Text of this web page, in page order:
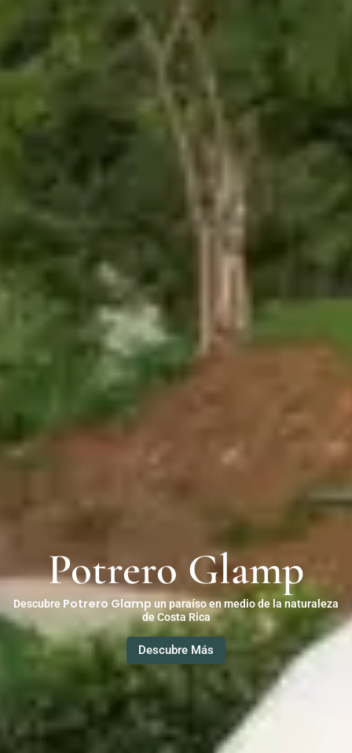
Potrero Glamp
Descubre Potrero Glamp un paraíso en medio de la naturaleza
de Costa Rica
Descubre Más